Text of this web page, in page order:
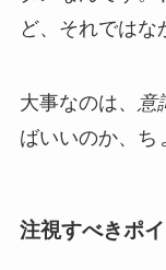
ど、それではな
大事なのは、 意
ばいいのか、ち
注視すべきポ